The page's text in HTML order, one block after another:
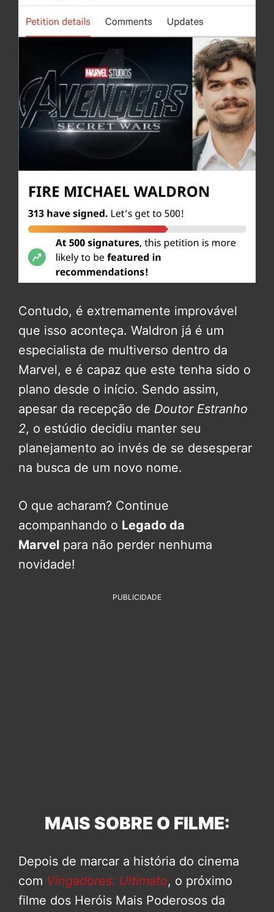
Contudo, é extremamente improvável
que isso aconteça. Waldron já é um
especialista de multiverso dentro da
Marvel, e é capaz que este tenha sido o
plano desde o início. Sendo assim,
apesar da recepção de Doutor Estranho
2, o estúdio decidiu manter seu
planejamento ao invés de se desesperar
na busca de um novo nome.
O que acharam? Continue
acompanhando o Legado da
Marvel para não perder nenhuma
novidade!
PUBLICIDADE
MAIS SOBRE O FILME:
Depois de marcar a história do cinema
com Vingadores: Ultimato, o próximo
filme dos Heróis Mais Poderosos da